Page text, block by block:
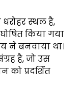
स्थल है,
किया गया
ने बनवाया था।
है, जो उस
प्रदर्शित